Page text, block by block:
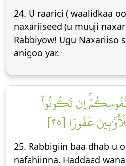
24. U raarici ( waalidkaa
naxariiseed (u muuji
Rabbiyow! Ugu Naxariiso
anigoo yar.
إِن تَكُونُواْ
غَفُورٗا [٢٥]
25. Rabbigiin baa dhab u
nafahiinna. Haddaad